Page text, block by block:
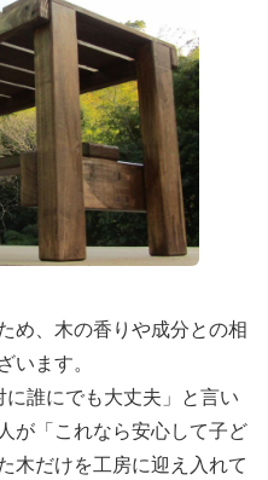
め、木の香りや成分との相
ます。
に誰にでも大丈夫」と言い
が「これなら安心して子ど
木だけを工房に迎え入れて